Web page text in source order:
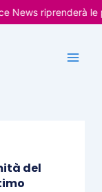
riprenderà le
del